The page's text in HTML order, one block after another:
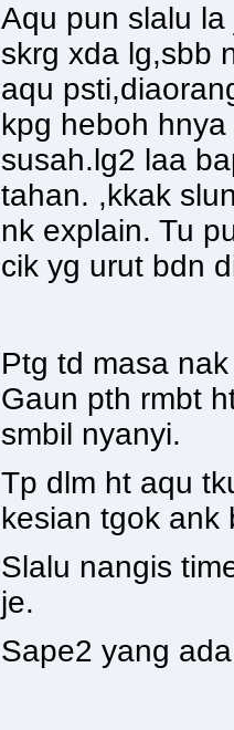
Aqu pun slalu
skrg xda lg,sbb
aqu
kpg heboh
susah.lg2 laa
tahan. ,kkak
nk explain. Tu
cik yg urut bdn
Ptg td masa
Gaun pth rmbt
smbil nyanyi.
Tp dlm ht aqu
kesian tgok ank
Slalu nangis
je.
Sape2 yang